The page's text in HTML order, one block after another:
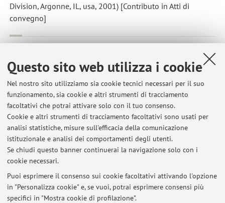
Questo sito web utilizza i cookie
Nel nostro sito utilizziamo sia cookie tecnici necessari per il suo
funzionamento, sia cookie e altri strumenti di tracciamento
facoltativi che potrai attivare solo con il tuo consenso.
Cookie e altri strumenti di tracciamento facoltativi sono usati per
analisi statistiche, misure sull'efficacia della comunicazione
istituzionale e analisi dei comportamenti degli utenti.
Se chiudi questo banner continuerai la navigazione solo con i
cookie necessari.
Puoi esprimere il consenso sui cookie facoltativi attivando l'opzione
in "Personalizza cookie" e, se vuoi, potrai esprimere consensi più
specifici in "Mostra cookie di profilazione".
Division, Argonne, IL, usa, 2001) [Contributo in Atti di
convegno]
torque estimation
, in: SAE World Congress, SAE International,
1999, 1, pp. 1 - 10 (atti di: International Congress and
Exposition, Detroit, MI, usa, 1999) [Contributo in Atti di
convegno]
8 9 10 11
Ultimi avvisi